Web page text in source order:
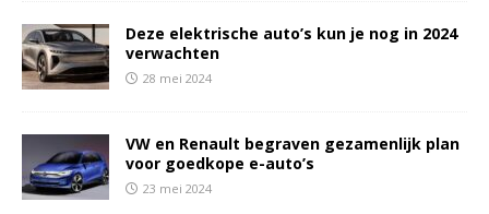
Deze elektrische auto’s kun je nog in 2024
verwachten
28 mei 2024
VW en Renault begraven gezamenlijk plan
voor goedkope e-auto’s
23 mei 2024